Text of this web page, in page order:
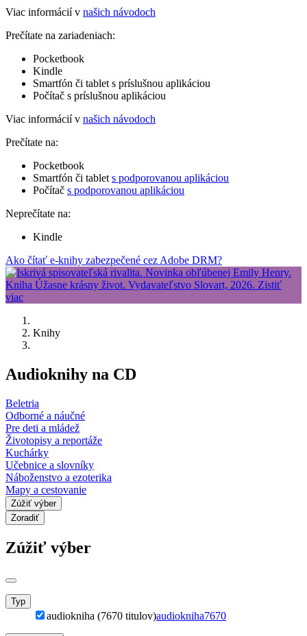
Viac informácií v našich návodoch
Prečítate na zariadeniach:
Pocketbook
Kindle
Smartfón či tablet s príslušnou aplikáciou
Počítač s príslušnou aplikáciou
Viac informácií v našich návodoch
Prečítate na:
Pocketbook
Smartfón či tablet s podporovanou aplikáciou
Počítač s podporovanou aplikáciou
Neprečítate na:
Kindle
Ako čítať e-knihy zabezpečené cez Adobe DRM?
Knihy
Audioknihy na CD
Beletria
Odborné a náučné
Pre deti a mládež
Životopisy a reportáže
Kuchárky
Učebnice a slovníky
Náboženstvo a ezoterika
Mapy a cestovanie
Zúžiť výber
Zoradiť
Zúžiť výber
Typ
audiokniha (7670 titulov)audiokniha7670